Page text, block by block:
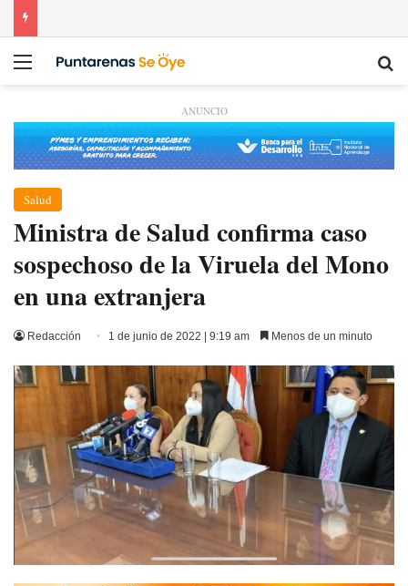
Menú
ANUNCIO
Salud
Ministra de Salud confirma caso
sospechoso de la Viruela del Mono
en una extranjera
Redacción 1 de junio de 2022 | 9:19 am Menos de un minuto